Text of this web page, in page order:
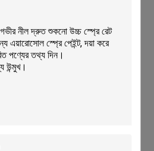
উত্স থেকে দূরে রাখুন।
(45°C);সরাসরি সূর্যালোক এড়িয়ে চলুন।
না।
/ একটি শক্ত কাগজে 48 টুকরা, প্রতিটি ক্যান
প্রতিটি ক্যানকে স্ক্র্যাচিং থেকে রক্ষা করুন।